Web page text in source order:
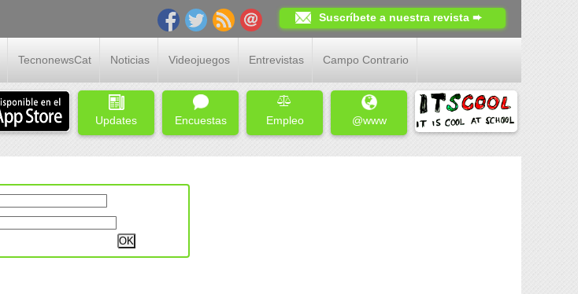
Suscríbete a nuestra revista ➨
TecnonewsCat Noticias Videojuegos Entrevistas Campo Contrario
Updates Encuestas Empleo @www